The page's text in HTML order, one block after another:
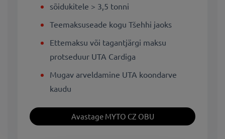
sõidukitele > 3,5 tonni
Teemaksuseade kogu Tšehhi jaoks
Ettemaksu või tagantjärgi maksu
protseduur UTA Cardiga
Mugav arveldamine UTA koondarve
kaudu
Avastage MYTO CZ OBU